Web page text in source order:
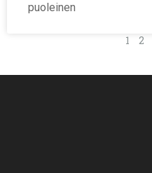
puoleinen
1 2